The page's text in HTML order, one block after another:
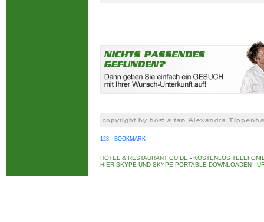
123 - BOOKMARK
HOTEL & RESTAURANT GUIDE - KOSTENLOS
HIER SKYPE UND SKYPE-PORTABLE DOWNLOADEN -